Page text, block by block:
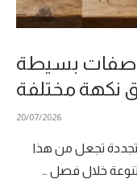
وصفات بسيطة
نكهة مختلفة
20/07/2026
متجددة تجعل من هذا
متنوعة خلال فصل …